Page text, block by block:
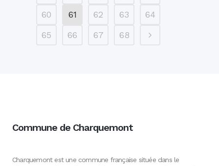
60
61 62 63
64
65
66 67 68
Commune de Charquemont
Charquemont est une commune française située dans le